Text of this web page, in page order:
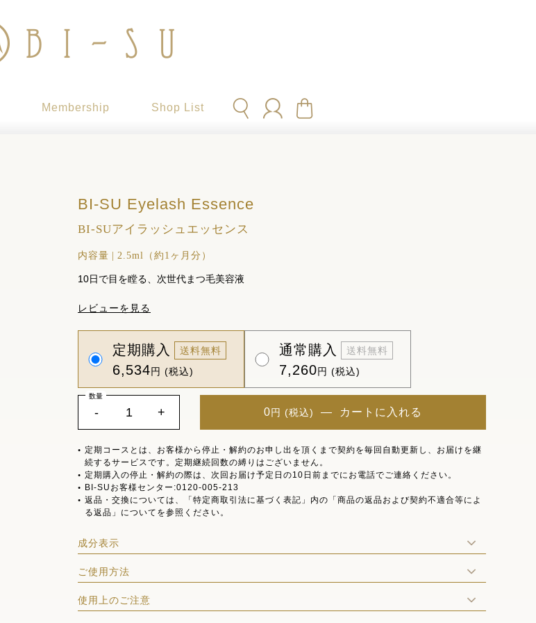
Membership Shop List
BI-SU Eyelash Essence
BI-SUアイラッシュエッセンス
内容量 2.5ml（約1ヶ月分）
10日で目を瞠る、次世代まつ毛美容液
レビューを見る
定期購入 送料無料
6,534円 (税込)
通常購入 送料無料
7,260円 (税込)
-
数量
+ 0円 (税込) ― カートに入れる
定期コースとは、お客様から停止・解約のお申し出を頂くまで契約を毎回自動更新し、お届けを継
続するサービスです。定期継続回数の縛りはございません。
定期購入の停止・解約の際は、次回お届け予定日の10日前までにお電話でご連絡ください。
BI-SUお客様センター:0120-005-213
返品・交換については、「特定商取引法に基づく表記」内の「商品の返品および契約不適合等によ
る返品」についてを参照ください。
成分表示
ご使用方法
使用上のご注意